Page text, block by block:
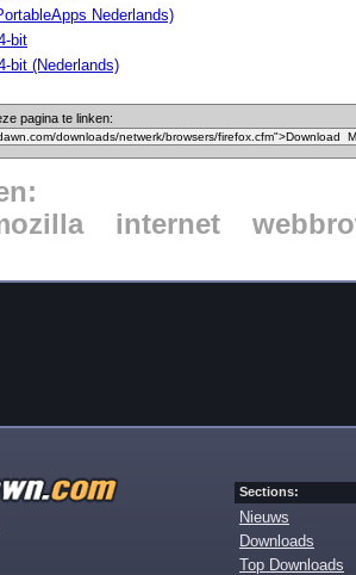
Nederlands)
bit
bit (Nederlands)
pagina te linken:
internet
Sections:
Nieuws
Downloads
Top Downloads